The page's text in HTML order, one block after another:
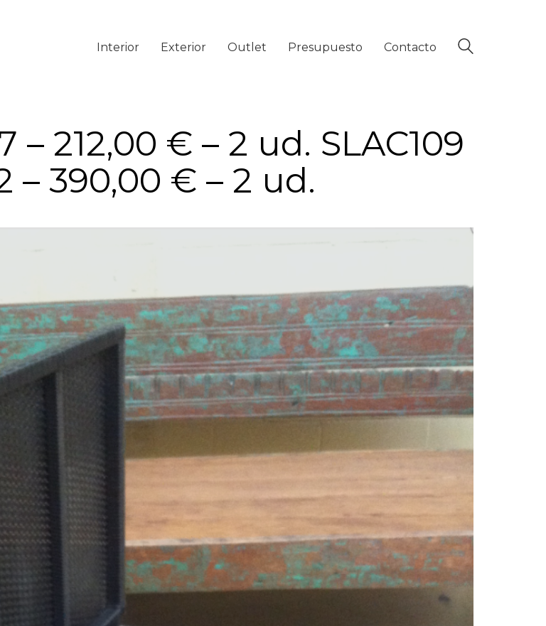
Interior Exterior Outlet Presupuesto Contacto
– 212,00 € – 2 ud. SLAC109
– 390,00 € – 2 ud.